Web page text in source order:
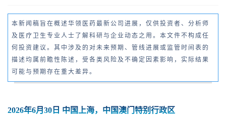
本新闻稿旨在概述华领医药最新公司进展，仅供投资者、分析师
及医疗卫生专业人士了解科研与企业动态之用。本文件不构成任
何投资建议。其中涉及的对未来预期、管线进展或监管时间表的
描述均属前瞻性陈述，受各类风险及不确定因素影响，实际结果
可能与预期存在重大差异。
2026年6月30日 中国上海，中国澳门特别行政区